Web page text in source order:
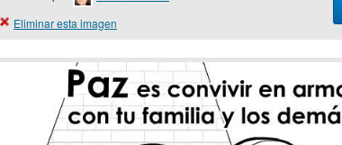
Eliminar esta imagen